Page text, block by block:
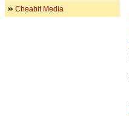
Cheabit Media